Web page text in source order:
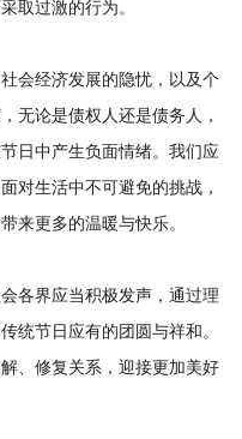
取过激的行为。
经济发展的隐忧，以及个
无论是债权人还是债务人，
日中产生负面情绪。我们应
对生活中不可避免的挑战，
来更多的温暖与快乐。
界应当积极发声，通过理
统节日应有的团圆与祥和。
、修复关系，迎接更加美好